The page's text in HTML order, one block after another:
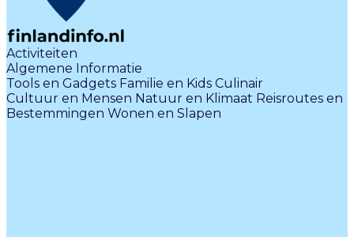
Activiteiten
Algemene Informatie
Tools en Gadgets Familie en Kids Culinair
Cultuur en Mensen Natuur en Klimaat Reisroutes en
Bestemmingen Wonen en Slapen